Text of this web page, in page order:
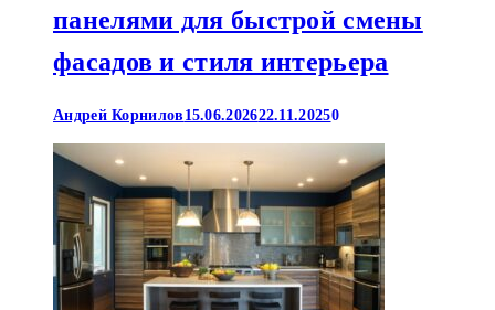
панелями для быстрой смены
фасадов и стиля интерьера
Андрей Корнилов 15.06.202622.11.20250